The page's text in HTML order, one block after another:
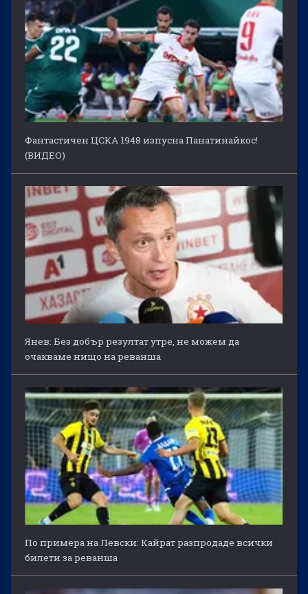
Фантастичен ЦСКА 1948 изпусна Панатинайкос!
(ВИДЕО)
Янев: Без добър резултат утре, не можем да
очакваме нищо на реванша
По примера на Левски: Кайрат разпродаде всички
билети за реванша